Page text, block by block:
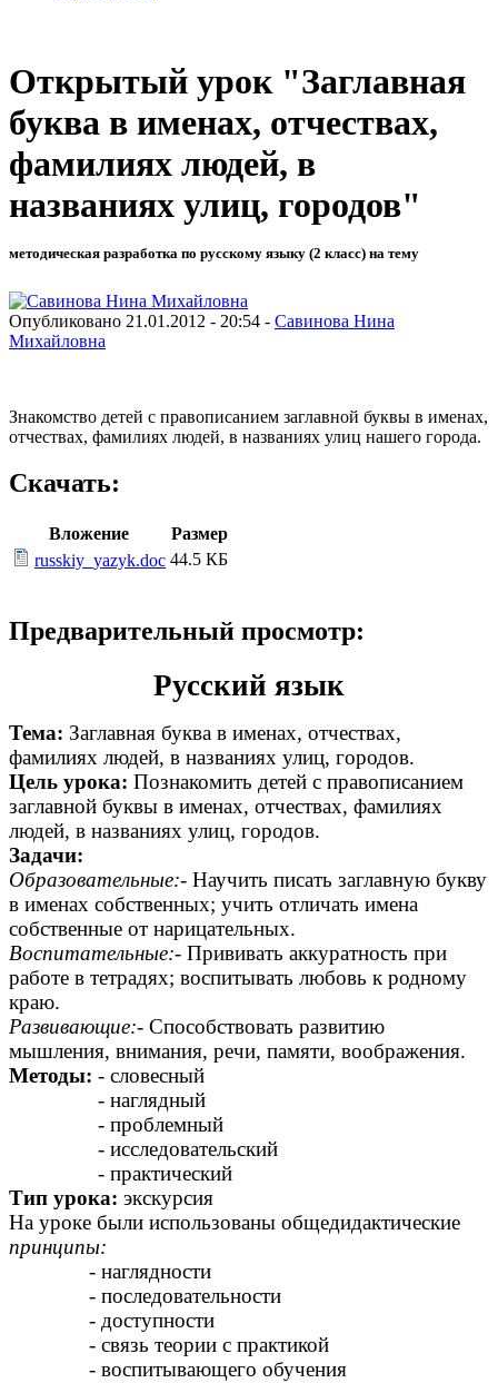
Открытый урок "Заглавная
буква в именах, отчествах,
фамилиях людей, в
названиях улиц, городов"
методическая разработка по русскому языку (2 класс) на тему
Опубликовано 21.01.2012 - 20:54 - Савинова Нина
Михайловна
Знакомство детей с правописанием заглавной буквы в именах,
отчествах, фамилиях людей, в названиях улиц нашего города.
Скачать:
Вложение
Размер
russkiy_yazyk.doc 44.5 КБ
Предварительный просмотр:
Русский язык
Тема: Заглавная буква в именах, отчествах,
фамилиях людей, в названиях улиц, городов.
Цель урока: Познакомить детей с правописанием
заглавной буквы в именах, отчествах, фамилиях
людей, в названиях улиц, городов.
Задачи:
Образовательные:- Научить писать заглавную букву
в именах собственных; учить отличать имена
собственные от нарицательных.
Воспитательные:- Прививать аккуратность при
работе в тетрадях; воспитывать любовь к родному
краю.
Развивающие:- Способствовать развитию
мышления, внимания, речи, памяти, воображения.
Методы: - словесный
- наглядный
- проблемный
- исследовательский
- практический
Тип урока: экскурсия
На уроке были использованы общедидактические
принципы:
- наглядности
- последовательности
- доступности
- связь теории с практикой
- воспитывающего обучения